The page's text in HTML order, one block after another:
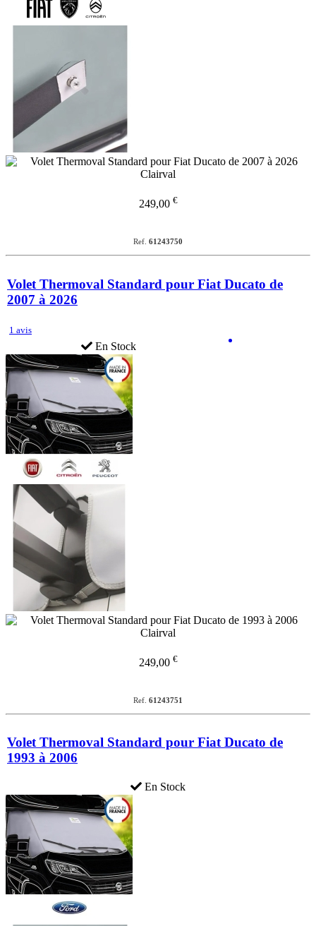
249,00 €
Ref. 61243750
Volet Thermoval Standard pour Fiat Ducato de
2007 à 2026
1 avis
En Stock
249,00 €
Ref. 61243751
Volet Thermoval Standard pour Fiat Ducato de
1993 à 2006
En Stock